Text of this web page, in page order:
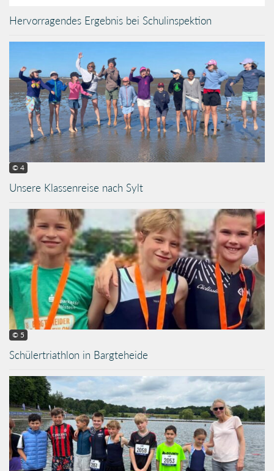
Hervorragendes Ergebnis bei Schulinspektion
© 4
Unsere Klassenreise nach Sylt
© 5
Schülertriathlon in Bargteheide